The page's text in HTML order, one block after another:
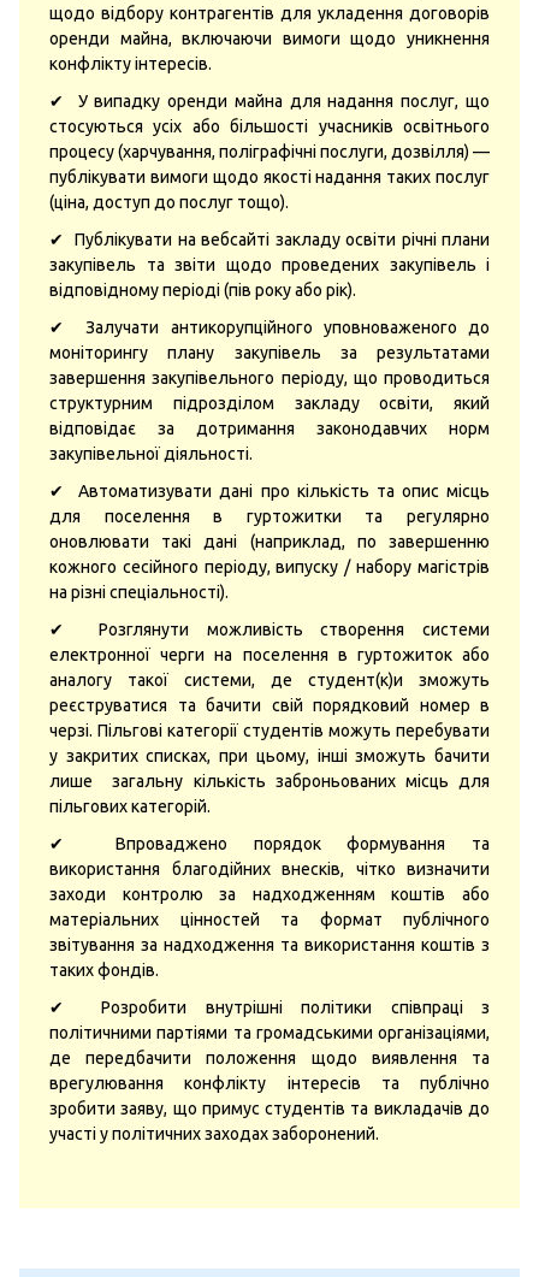
щодо відбору контрагентів для укладення договорів
оренди майна, включаючи вимоги щодо уникнення
конфлікту інтересів.
✔ У випадку оренди майна для надання послуг, що
стосуються усіх або більшості учасників освітнього
процесу (харчування, поліграфічні послуги, дозвілля) —
публікувати вимоги щодо якості надання таких послуг
(ціна, доступ до послуг тощо).
✔ Публікувати на вебсайті закладу освіти річні плани
закупівель та звіти щодо проведених закупівель і
відповідному періоді (пів року або рік).
✔ Залучати антикорупційного уповноваженого до
моніторингу плану закупівель за результатами
завершення закупівельного періоду, що проводиться
структурним підрозділом закладу освіти, який
відповідає за дотримання законодавчих норм
закупівельної діяльності.
✔ Автоматизувати дані про кількість та опис місць
для поселення в гуртожитки та регулярно
оновлювати такі дані (наприклад, по завершенню
кожного сесійного періоду, випуску / набору магістрів
на різні спеціальності).
✔ Розглянути можливість створення системи
електронної черги на поселення в гуртожиток або
аналогу такої системи, де студент(к)и зможуть
реєструватися та бачити свій порядковий номер в
черзі. Пільгові категорії студентів можуть перебувати
у закритих списках, при цьому, інші зможуть бачити
лише загальну кількість заброньованих місць для
пільгових категорій.
✔ Впроваджено порядок формування та
використання благодійних внесків, чітко визначити
заходи контролю за надходженням коштів або
матеріальних цінностей та формат публічного
звітування за надходження та використання коштів з
таких фондів.
✔ Розробити внутрішні політики співпраці з
політичними партіями та громадськими організаціями,
де передбачити положення щодо виявлення та
врегулювання конфлікту інтересів та публічно
зробити заяву, що примус студентів та викладачів до
участі у політичних заходах заборонений.